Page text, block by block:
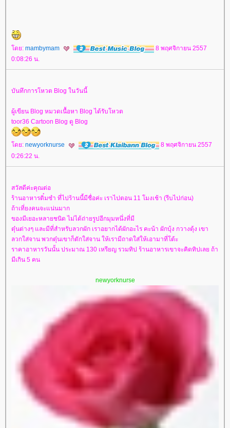
ดย: mambymam
8 พฤศจิกายน 2557
0:08:26 น.
บันทึกการโหวต Blog ในวันนี้
ผู้เขียน Blog หมวดเนื้อหา Blog ได้รับโหวต
toor36 Cartoon Blog ดู Blog
ดย: newyorknurse
8 พฤศจิกายน 2557
0:26:22 น.
สวัสดีค่ะคุณต่อ
ร้านอาหารติ๋มซำ ที่ไปร้านนี้มีชื่อค่ะ เราไปตอน 11 โมงเช้า (รีบไปก่อน)
ถ้าเที่ยงคนจะแน่นมาก
ของมีเยอะหลายชนิด ไม่ได้ถ่ายรูปอีกมุมหนึ่งที่มี
ตุ๋นต่างๆ และมีที่สำหรับลวกผัก เราอยากได้ผักอะไร คะน้า ผักบุ้ง กวางตุ้ง เขา
ลวกใส่จาน พวกตุ๋นเขาก็ตักใส่จาน ให้เรามีถาดใส่ให้เอามาที่โต้ะ
ราคาอาหารวันนั้น ประมาณ 130 เหรียญ รวมทิป ร้านอาหารเขาจะคิดทิปเลย ถ้า
มีเกิน 5 คน
newyorknurse